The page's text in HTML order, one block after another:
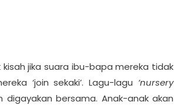
jika suara ibu-bapa mereka tidak
‘join sekaki’. Lagu-lagu ‘nursery
bersama. Anak-anak akan